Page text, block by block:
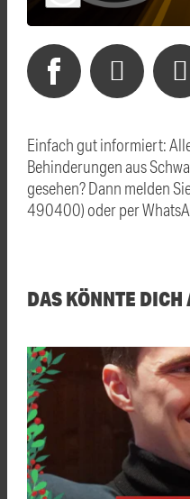
Einfach gut informiert:
Behinderungen aus
gesehen? Dann melden
490400) oder per
DAS KÖNNTE